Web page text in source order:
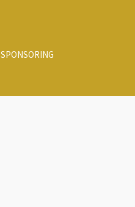
SPONSORING